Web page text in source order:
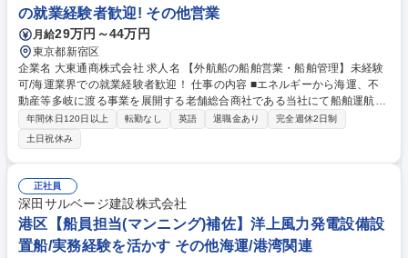
の就業経験者歓迎! その他営業
月給29万円～44万円
東京都新宿区
企業名 大東通商株式会社 求人名 【外航船の船舶営業・船舶管理】未経験
可/海運業界での就業経験者歓迎！ 仕事の内容 ■エネルギーから海運、不
動産等多岐に渡る事業を展開する老舗総合商社である当社にて船舶運航業
務、船舶管理業務を募集します。※ご応募いただいた方のご経験に合わせ
て下記、お仕事をお任せします。 【具体的な業務】船舶営業、船舶運航、
船舶管理 ■船舶営業業務：荷主との運賃価格交渉等 ■船舶運航業務：運航
収支の管理、船に係る入出金管理 ■船舶管理業務：船舶の保守管理業務
（※変更範囲：当社業務全般） 募集職種 【外航船の船舶営業・船舶管
理】未経験可/海運業界での就業経験者歓迎！
年間休日120日以上 転勤なし 英語 退職金あり
完全週休2日制
土日祝休み
正社員
深田サルベージ建設株式会社
港区【船員担当(マンニング)補佐】洋上風力発電設備設
置船/実務経験を活かす その他海運/港湾関連